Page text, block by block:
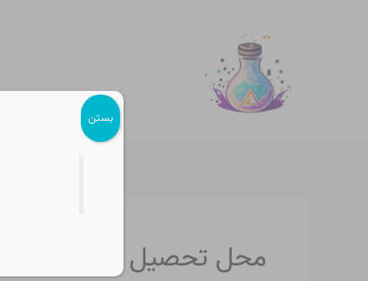
محل تحصیل شیمی در
نوشته
بستن